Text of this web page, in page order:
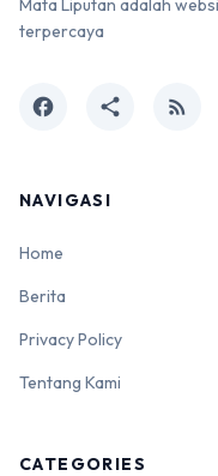
Mata Liputan adalah
terpercaya
facebook share rss_feed
NAVIGASI
Home
Berita
Privacy Policy
Tentang Kami
CATEGORIES